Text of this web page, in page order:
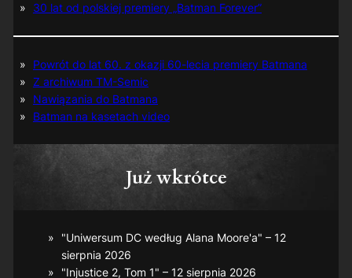
30 lat od polskiej premiery „Batman Forever”
Powrót do lat 60. z okazji 60-lecia premiery Batmana
Z archiwum TM-Semic
Nawiązania do Batmana
Batman na kasetach video
Już wkrótce
"Uniwersum DC według Alana Moore'a" – 12
sierpnia 2026
"Injustice 2, Tom 1" – 12 sierpnia 2026